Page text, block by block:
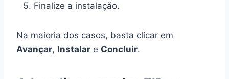
Finalize a instalação.
Na maioria dos casos, basta clicar em
Avançar, Instalar e Concluir.